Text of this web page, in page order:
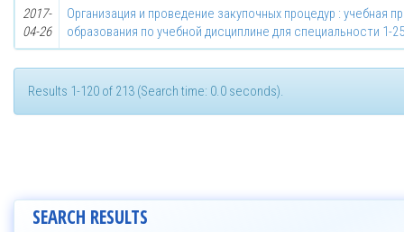
2017-
04-26
Организация и проведение закупочных процедур : учебная
образования по учебной дисциплине для специальности 1-
Results 1-120 of 213 (Search time: 0.0 seconds).
SEARCH RESULTS